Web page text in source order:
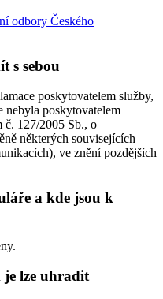
odbory Českého
s sebou
poskytovatelem služby,
nebyla poskytovatelem
č. 127/2005 Sb., o
některých souvisejících
ve znění pozdějších
a kde jsou k
lze uhradit